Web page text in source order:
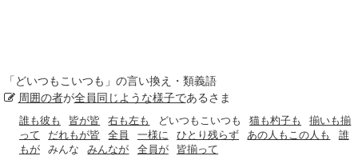
「 どいつもこいつも 」の言い換え・類義語
周囲の者が全員同じような様子であるさま
誰も彼も 皆が皆 右も左も どいつもこいつも 猫も杓子も
揃いも揃
って
だれもが皆 全員 一様に ひとり残らず あの人もこの人も
誰
もが
みんな みんなが 全員が 皆揃って